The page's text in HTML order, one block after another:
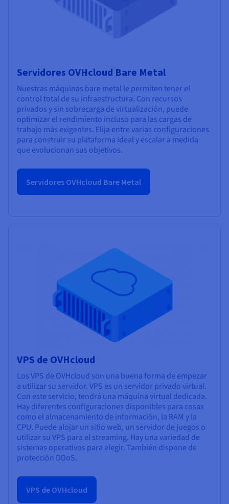
Servidores OVHcloud Bare Metal
Nuestras máquinas bare metal le permiten tener el
control total de su infraestructura. Con recursos
privados y sin sobrecarga de virtualización, puede
optimizar el rendimiento incluso para las cargas de
trabajo más exigentes. Elija entre varias configuraciones
para construir su plataforma ideal y escalar a medida
que evolucionan sus objetivos.
Servidores OVHcloud Bare Metal
VPS de OVHcloud
Los VPS de OVHcloud son una buena forma de empezar
a utilizar su servidor. VPS es un servidor privado virtual.
Con este servicio, tendrá una máquina virtual dedicada.
Hay diferentes configuraciones disponibles para cosas
como el almacenamiento de información, la RAM y la
CPU. Puede alojar un sitio web, un servidor de juegos o
utilizar su VPS para el streaming. Hay una variedad de
sistemas operativos para elegir. También dispone de
protección DDoS.
VPS de OVHcloud